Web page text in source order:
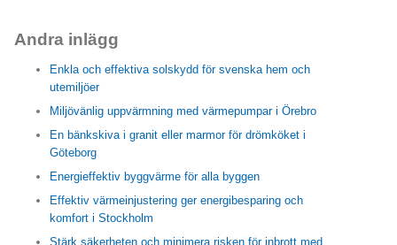
Andra inlägg
Enkla och effektiva solskydd för svenska hem och
utemiljöer
Miljövänlig uppvärmning med värmepumpar i Örebro
En bänkskiva i granit eller marmor för drömköket i
Göteborg
Energieffektiv byggvärme för alla byggen
Effektiv värmeinjustering ger energibesparing och
komfort i Stockholm
Stärk säkerheten och minimera risken för inbrott med